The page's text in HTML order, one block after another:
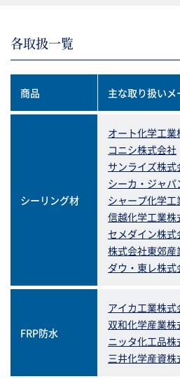
各取扱一覧
商品 主な取り扱いメ
シーリング材
オート化学工業
コニシ株式会社
サンライズ株式
シーカ・ジャ
シャープ化学
信越化学工業株
セメダイン株式
株式会社東郊産
ダウ・東レ株式
FRP防水
アイカ工業株式
双和化学産業株
ニッタ化工品株
三井化学産資株